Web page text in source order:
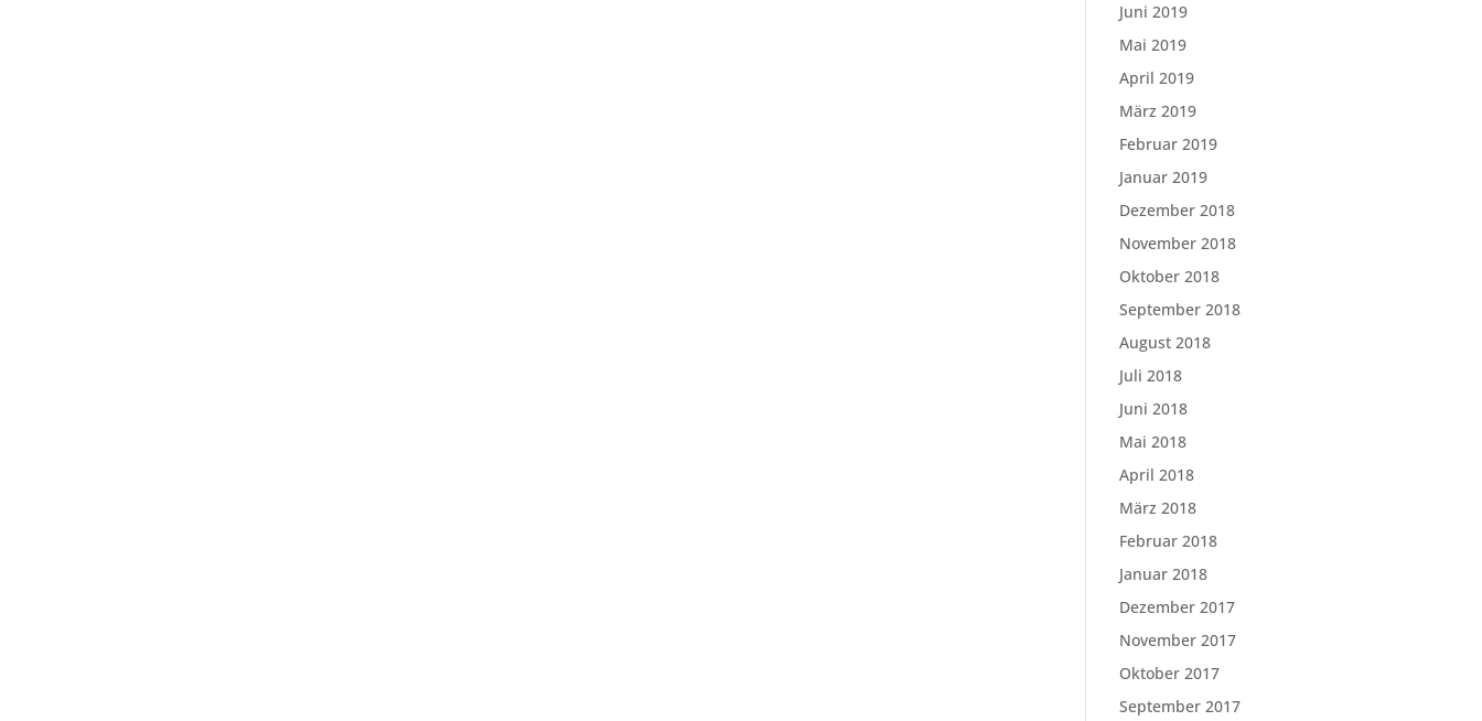
Juni 2019
Mai 2019
April 2019
März 2019
Februar 2019
Januar 2019
Dezember 2018
November 2018
Oktober 2018
September 2018
August 2018
Juli 2018
Juni 2018
Mai 2018
April 2018
März 2018
Februar 2018
Januar 2018
Dezember 2017
November 2017
Oktober 2017
September 2017